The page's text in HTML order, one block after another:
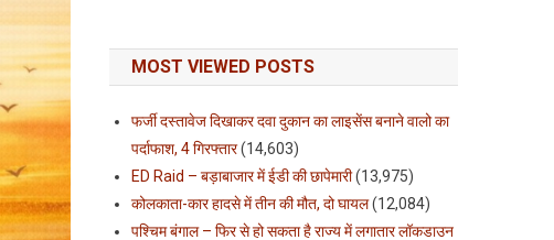
MOST VIEWED POSTS
फर्जी दस्तावेज दिखाकर दवा दुकान का लाइसेंस बनाने वालो का
पर्दाफाश, 4 गिरफ्तार(14,603)
ED Raid – बड़ाबाजार में ईडी की छापेमारी(13,975)
कोलकाता-कार हादसे में तीन की मौत, दो घायल(12,084)
पश्चिम बंगाल – फिर से हो सकता है राज्य में लगातार लॉकडाउन